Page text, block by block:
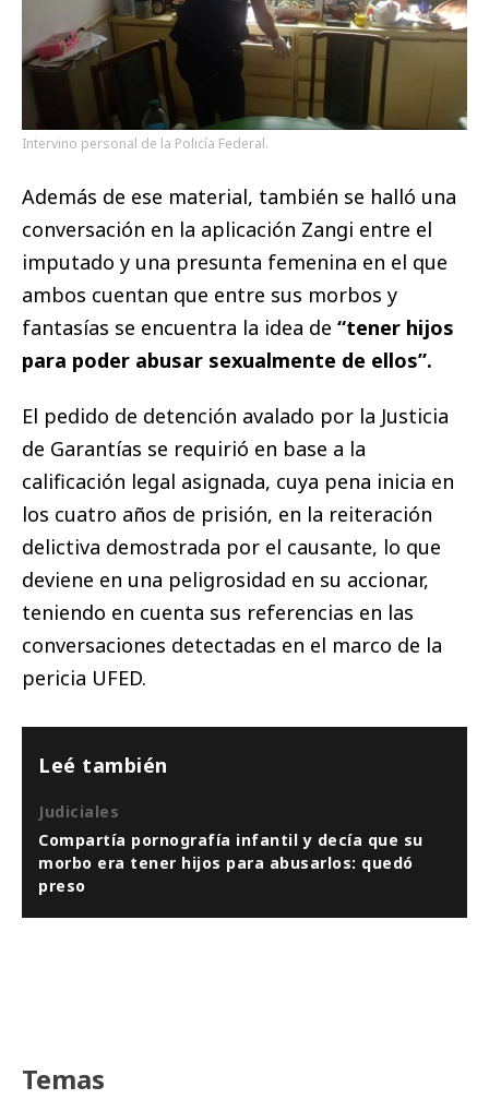
Intervino personal de la Policía Federal.
Además de ese material, también se halló una
conversación en la aplicación Zangi entre el
imputado y una presunta femenina en el que
ambos cuentan que entre sus morbos y
fantasías se encuentra la idea de “tener hijos
para poder abusar sexualmente de ellos”.
El pedido de detención avalado por la Justicia
de Garantías se requirió en base a la
calificación legal asignada, cuya pena inicia en
los cuatro años de prisión, en la reiteración
delictiva demostrada por el causante, lo que
deviene en una peligrosidad en su accionar,
teniendo en cuenta sus referencias en las
conversaciones detectadas en el marco de la
pericia UFED.
Leé también
Judiciales
Compartía pornografía infantil y decía que su
morbo era tener hijos para abusarlos: quedó
preso
Temas